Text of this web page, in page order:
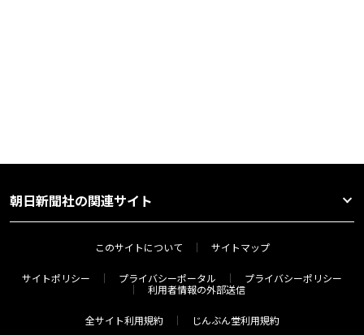
朝日新聞社の関連サイト
このサイトについて サイトマップ
サイトポリシー プライバシーポータル
プライバシーポリシー
利用者情報の外部送信
全サイト利用規約 じんぶん堂利用規約